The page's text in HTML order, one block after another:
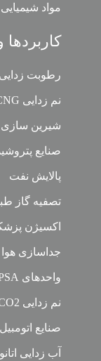
مواد شیمیایی
کاربردها
رطوبت
نم زدایی CNG
شیرین سازی LPG
صنایع
پالایش نفت
تصفیه گاز
اکسیژن
جداسازی هوا
واحدهای PSA نیتروژن
نم زدایی CO2
صنایع
آب زدایی